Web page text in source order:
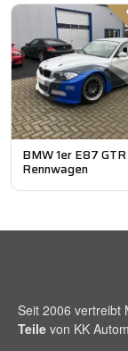
BMW 1er E87 GTR
Rennwagen
Seit 2006 vertreibt
Teile von KK